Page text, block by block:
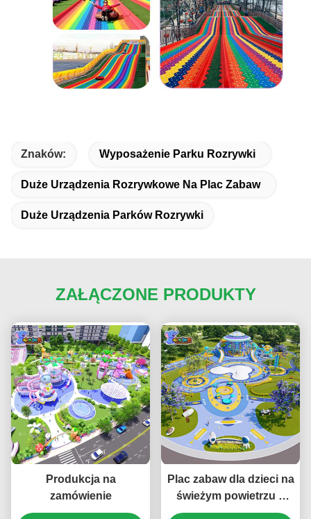
Znaków: Wyposażenie Parku Rozrywki
Duże Urządzenia Rozrywkowe Na Plac Zabaw
Duże Urządzenia Parków Rozrywki
ZAŁĄCZONE PRODUKTY
Produkcja na
zamówienie
Plac zabaw dla dzieci na
świeżym powietrzu o
tematyce kosmicznej,